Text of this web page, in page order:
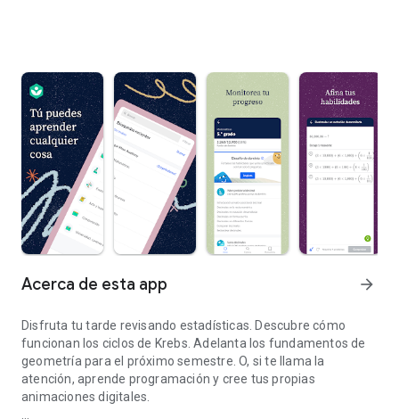
Acerca de esta app arrow_forward
Disfruta tu tarde revisando estadísticas. Descubre cómo
funcionan los ciclos de Krebs. Adelanta los fundamentos de
geometría para el próximo semestre. O, si te llama la
atención, aprende programación y cree tus propias
animaciones digitales.